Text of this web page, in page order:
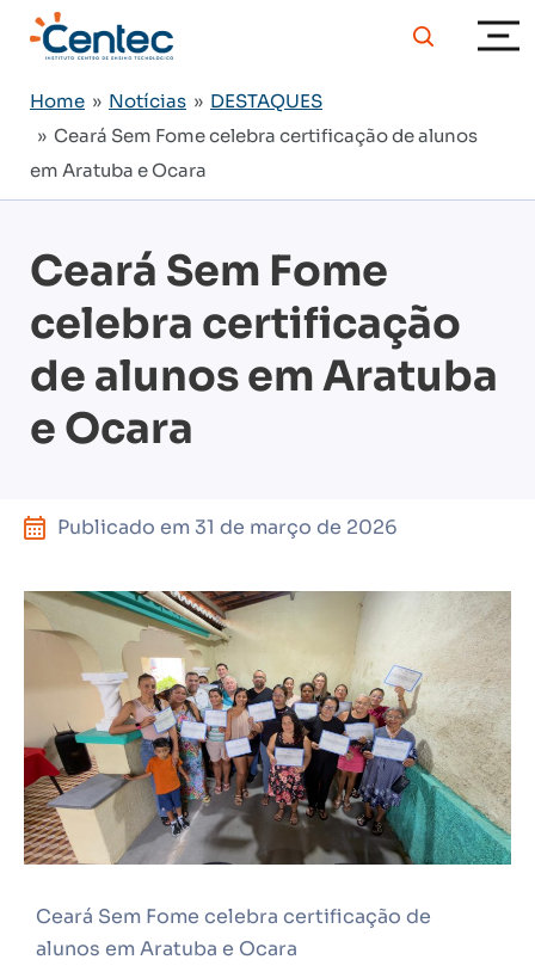
Home » Notícias » DESTAQUES
» Ceará Sem Fome celebra certificação de alunos
em Aratuba e Ocara
Ceará Sem Fome
celebra certificação
de alunos em Aratuba
e Ocara
Publicado em 31 de março de 2026
Ceará Sem Fome celebra certificação de
alunos em Aratuba e Ocara